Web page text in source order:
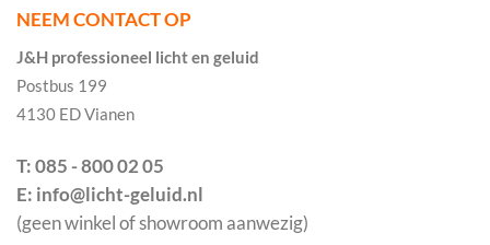
NEEM CONTACT OP
J&H professioneel licht en geluid
Postbus 199
4130 ED Vianen
T: 085 - 800 02 05
E: info@licht-geluid.nl
(geen winkel of showroom aanwezig)